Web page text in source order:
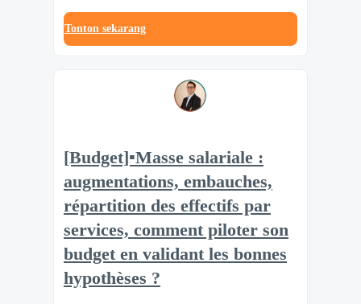
Tonton sekarang
[Budget]▪️Masse salariale :
augmentations, embauches,
répartition des effectifs par
services, comment piloter son
budget en validant les bonnes
hypothèses ?